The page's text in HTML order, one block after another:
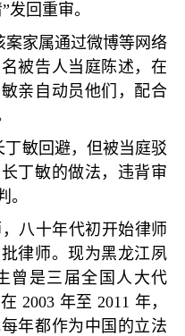
”发回重审。
案家属通过微博等网络
被告人当庭陈述，在
亲自动员他们，配合
敏回避，但被当庭驳
丁敏的做法，违背审
。
八十年代初开始律师
律师。现为黑龙江夙
曾是三届全国人大代
2003 年至 2011 年，
年都作为中国的立法